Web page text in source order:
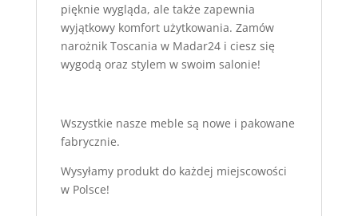
pięknie wygląda, ale także zapewnia
wyjątkowy komfort użytkowania. Zamów
narożnik Toscania w Madar24 i ciesz się
wygodą oraz stylem w swoim salonie!
Wszystkie nasze meble są nowe i pakowane
fabrycznie.
Wysyłamy produkt do każdej miejscowości
w Polsce!